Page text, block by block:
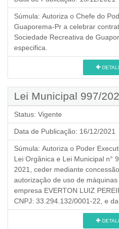
Súmula: Autoriza o Chefe do
Guaporema-Pr a celebrar
Sociedade Recreativa de
especifica.
Lei Municipal 997/
Status: Vigente
Data de Publicação: 16/12/2021
Súmula: Autoriza o Poder
Lei Orgânica e Lei Municipal n°
2021, ceder mediante
autorização de uso de
empresa EVERTON LUIZ
CNPJ: 33.294.132/0001-22, e